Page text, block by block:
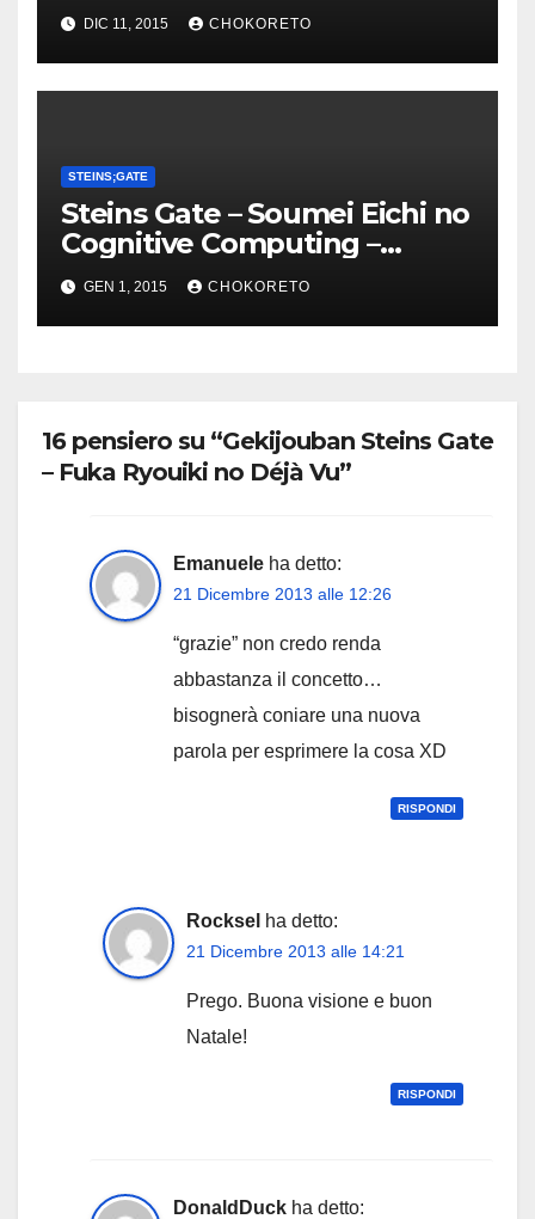
DIC 11, 2015 CHOKORETO
STEINS;GATE
Steins Gate – Soumei Eichi no
Cognitive Computing –
Torrent pack
GEN 1, 2015 CHOKORETO
16 pensiero su “Gekijouban Steins Gate
– Fuka Ryouiki no Déjà Vu”
Emanuele ha detto:
21 Dicembre 2013 alle 12:26
“grazie” non credo renda
abbastanza il concetto…
bisognerà coniare una nuova
parola per esprimere la cosa XD
RISPONDI
Rocksel ha detto:
21 Dicembre 2013 alle 14:21
Prego. Buona visione e buon
Natale!
RISPONDI
DonaldDuck ha detto: